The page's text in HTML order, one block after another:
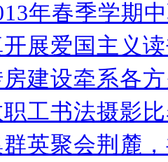
年春季学期
展爱国主义
建设牵系各
工书法摄影
英聚会荆麓